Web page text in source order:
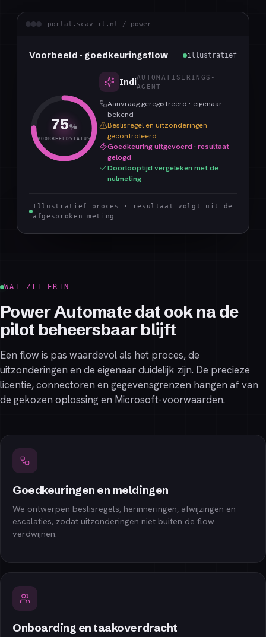
portal.scav-it.nl / power
Voorbeeld · goedkeuringsflow illustratief
75%
VOORBEELDSTATUS
IndiAUTOMATISERINGS-
AGENT
Aanvraag geregistreerd · eigenaar
bekend
Beslisregel en uitzonderingen
gecontroleerd
Goedkeuring uitgevoerd · resultaat
gelogd
Doorlooptijd vergeleken met de
nulmeting
Illustratief proces · resultaat volgt uit de
afgesproken meting
WAT ZIT ERIN
Power Automate dat ook na de
pilot beheersbaar blijft
Een flow is pas waardevol als het proces, de
uitzonderingen en de eigenaar duidelijk zijn. De precieze
licentie, connectoren en gegevensgrenzen hangen af van
de gekozen oplossing en Microsoft-voorwaarden.
Goedkeuringen en meldingen
We ontwerpen beslisregels, herinneringen, afwijzingen en
escalaties, zodat uitzonderingen niet buiten de flow
verdwijnen.
Onboarding en taakoverdracht